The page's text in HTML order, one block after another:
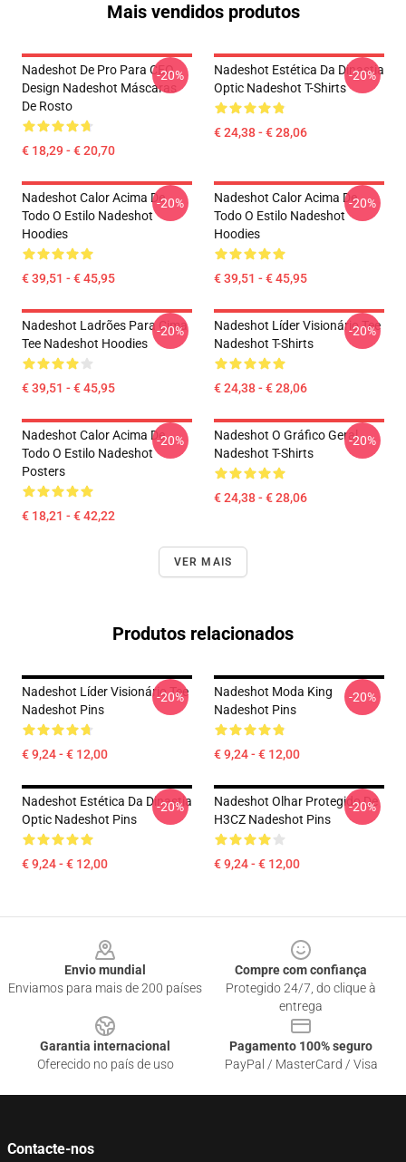
Mais vendidos produtos
Nadeshot De Pro Para CEO
Design Nadeshot Máscaras
De Rosto
€ 18,29 - € 20,70
-20%
Nadeshot Estética Da Dinastia
Optic Nadeshot T-Shirts
€ 24,38 - € 28,06
-20%
Nadeshot Calor Acima De
Todo O Estilo Nadeshot
Hoodies
€ 39,51 - € 45,95
-20%
Nadeshot Calor Acima De
Todo O Estilo Nadeshot
Hoodies
€ 39,51 - € 45,95
-20%
Nadeshot Ladrões Para Cima
Tee Nadeshot Hoodies
€ 39,51 - € 45,95
-20%
Nadeshot Líder Visionário Tee
Nadeshot T-Shirts
€ 24,38 - € 28,06
-20%
Nadeshot Calor Acima De
Todo O Estilo Nadeshot
Posters
€ 18,21 - € 42,22
-20%
Nadeshot O Gráfico Geral
Nadeshot T-Shirts
€ 24,38 - € 28,06
-20%
VER MAIS
Produtos relacionados
Nadeshot Líder Visionário Tee
Nadeshot Pins
€ 9,24 - € 12,00
-20%
Nadeshot Moda King
Nadeshot Pins
€ 9,24 - € 12,00
-20%
Nadeshot Estética Da Dinastia
Optic Nadeshot Pins
€ 9,24 - € 12,00
-20%
Nadeshot Olhar Protegido De
H3CZ Nadeshot Pins
€ 9,24 - € 12,00
-20%
Envio mundial
Enviamos para mais de 200 países
Compre com confiança
Protegido 24/7, do clique à
entrega
Garantia internacional
Oferecido no país de uso
Pagamento 100% seguro
PayPal / MasterCard / Visa
Contacte-nos